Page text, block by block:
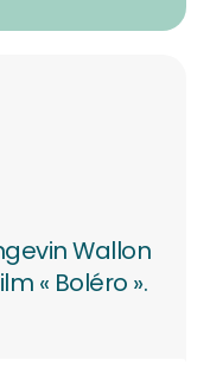
Wallon
« Boléro ».